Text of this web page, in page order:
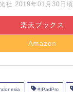
社 2019年01月30日頃
楽天ブックス
Amazon
#IPadPro